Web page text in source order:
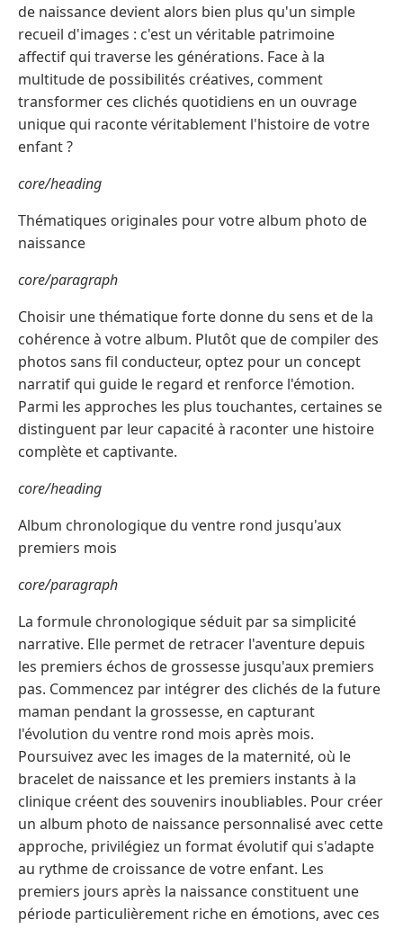
de naissance devient alors bien plus qu'un simple
recueil d'images : c'est un véritable patrimoine
affectif qui traverse les générations. Face à la
multitude de possibilités créatives, comment
transformer ces clichés quotidiens en un ouvrage
unique qui raconte véritablement l'histoire de votre
enfant ?
core/heading
Thématiques originales pour votre album photo de
naissance
core/paragraph
Choisir une thématique forte donne du sens et de la
cohérence à votre album. Plutôt que de compiler des
photos sans fil conducteur, optez pour un concept
narratif qui guide le regard et renforce l'émotion.
Parmi les approches les plus touchantes, certaines se
distinguent par leur capacité à raconter une histoire
complète et captivante.
core/heading
Album chronologique du ventre rond jusqu'aux
premiers mois
core/paragraph
La formule chronologique séduit par sa simplicité
narrative. Elle permet de retracer l'aventure depuis
les premiers échos de grossesse jusqu'aux premiers
pas. Commencez par intégrer des clichés de la future
maman pendant la grossesse, en capturant
l'évolution du ventre rond mois après mois.
Poursuivez avec les images de la maternité, où le
bracelet de naissance et les premiers instants à la
clinique créent des souvenirs inoubliables. Pour créer
un album photo de naissance personnalisé avec cette
approche, privilégiez un format évolutif qui s'adapte
au rythme de croissance de votre enfant. Les
premiers jours après la naissance constituent une
période particulièrement riche en émotions, avec ces